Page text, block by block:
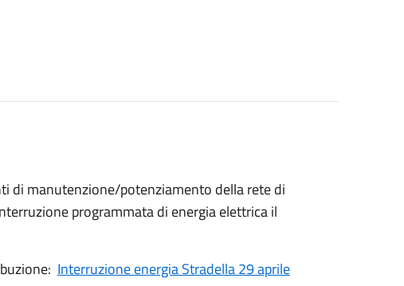
di manutenzione/potenziamento della rete di
programmata di energia elettrica il
Interruzione energia Stradella 29 aprile